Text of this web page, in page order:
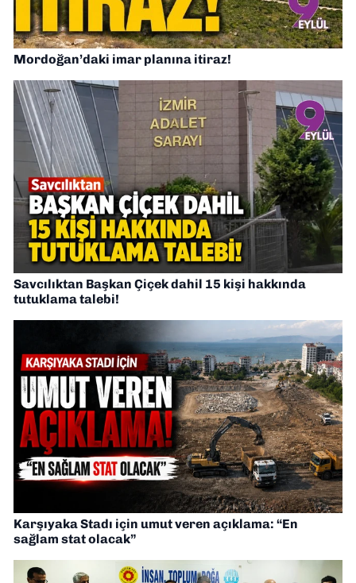
Mordoğan’daki imar planına itiraz!
Savcılıktan Başkan Çiçek dahil 15 kişi hakkında
tutuklama talebi!
Karşıyaka Stadı için umut veren açıklama: “En
sağlam stat olacak”